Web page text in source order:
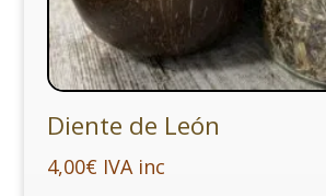
Diente de León
4,00€ IVA inc